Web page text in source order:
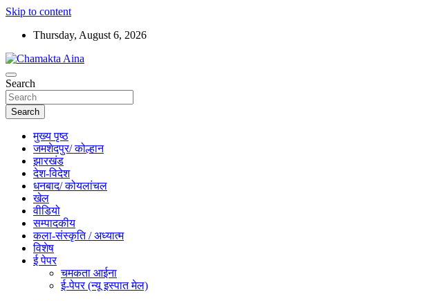
Skip to content
Thursday, August 6, 2026
Chamakta Aina
Hindi News Paper – Jharkhand
Search
Search
मुख्य पृष्ठ
जमशेदपुर/ कोल्हान
झारखंड
देश-विदेश
धनबाद/ कोयलांचल
खेल
वीडियो
सम्पादकीय
कला-संस्कृति / अध्यात्म
विशेष
ई पेपर
चमकता आईना
ई-पेपर (न्यू इस्पात मेल)